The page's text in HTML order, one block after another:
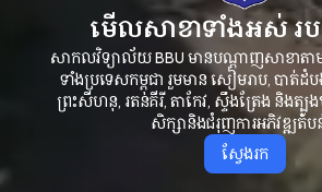
មើលសាខាទាំងអស់រ
សាកលវិទ្យាល័យBBUមានបណ្ដាញសាខាតា
ទាំងប្រទេសកម្ពុជា រួមមាន សៀមរាប,បាត់ដំ
ព្រះសីហនុ, រតនគីរី, តាកែវ, ស្ទឹងត្រែង និងត្បូង
សិក្សានិងជំរុញការអភិវឌ្ឍតំ
ស្វែងរក